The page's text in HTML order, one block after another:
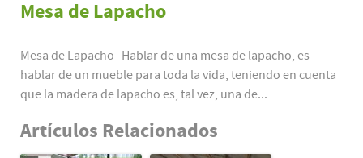
Mesa de Lapacho
Mesa de Lapacho Hablar de una mesa de lapacho, es
hablar de un mueble para toda la vida, teniendo en cuenta
que la madera de lapacho es, tal vez, una de...
Artículos Relacionados